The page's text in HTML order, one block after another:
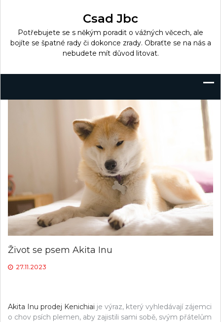
Csad Jbc
Potřebujete se s někým poradit o vážných věcech, ale
bojíte se špatné rady či dokonce zrady. Obraťte se na nás a
nebudete mít důvod litovat.
Život se psem Akita Inu
27.11.2023
Akita Inu prodej Kenichiai je výraz, který vyhledávají zájemci
o chov psích plemen, aby zajistili sami sobě, svým přátelům